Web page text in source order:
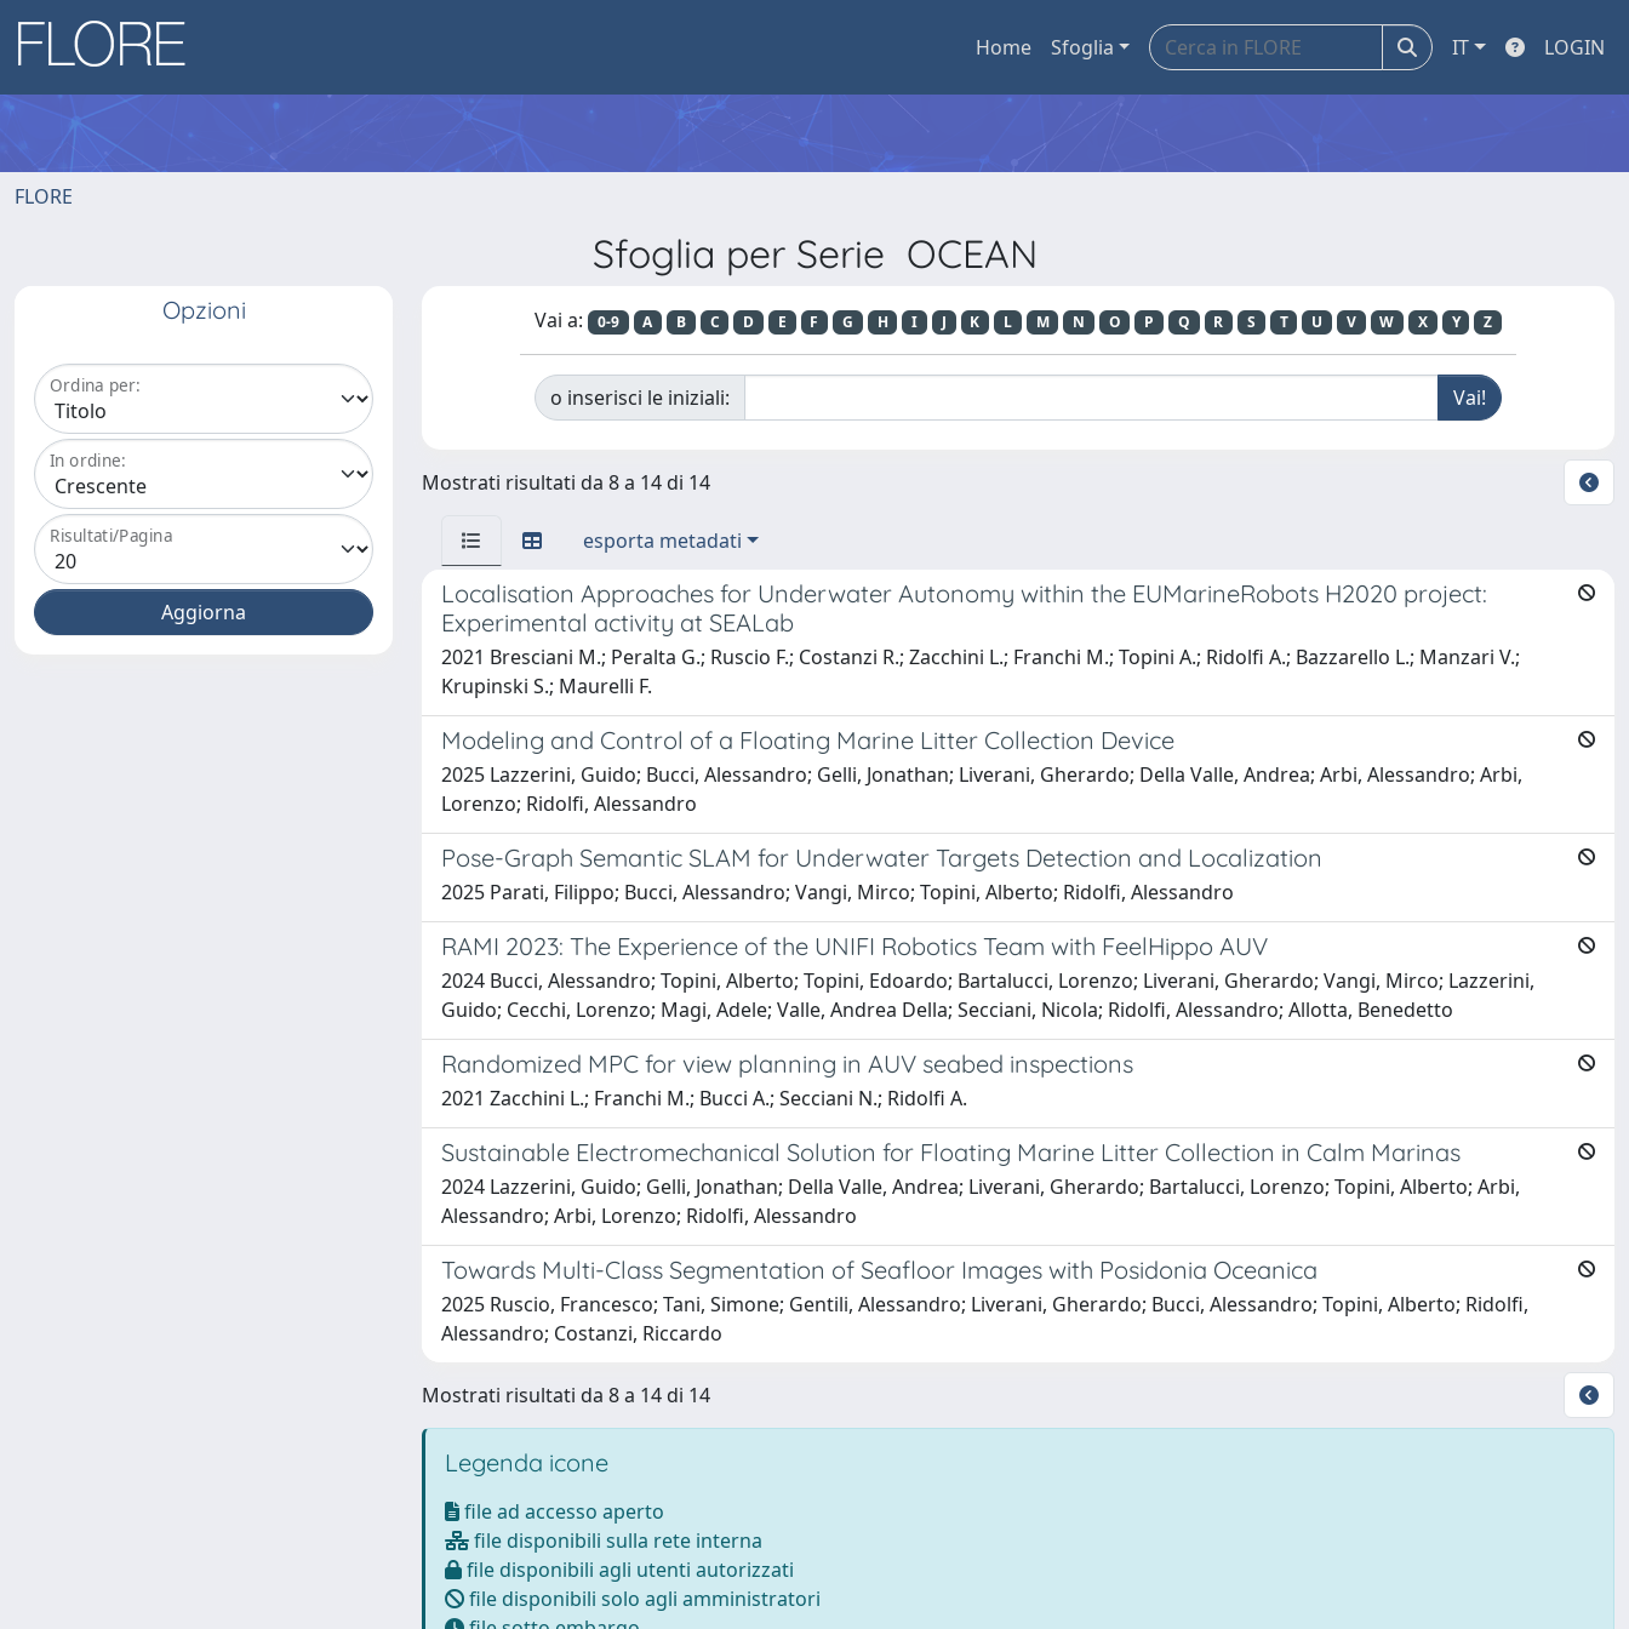
Home Sfoglia IT LOGIN
FLORE
Sfoglia per Serie OCEAN
Opzioni
Ordina per:
In ordine:
Risultati/Pagina
Vai a: 0-9 A B C D E F G H I J K L M N O P Q R S T U V W X Y Z
o inserisci le iniziali:
Mostrati risultati da 8 a 14 di 14
esporta metadati
Localisation Approaches for Underwater Autonomy within the EUMarineRobots H2020 project:
Experimental activity at SEALab
2021 Bresciani M.; Peralta G.; Ruscio F.; Costanzi R.; Zacchini L.; Franchi M.; Topini A.; Ridolfi A.; Bazzarello L.; Manzari V.;
Krupinski S.; Maurelli F.
Modeling and Control of a Floating Marine Litter Collection Device
2025 Lazzerini, Guido; Bucci, Alessandro; Gelli, Jonathan; Liverani, Gherardo; Della Valle, Andrea; Arbi, Alessandro; Arbi,
Lorenzo; Ridolfi, Alessandro
Pose-Graph Semantic SLAM for Underwater Targets Detection and Localization
2025 Parati, Filippo; Bucci, Alessandro; Vangi, Mirco; Topini, Alberto; Ridolfi, Alessandro
RAMI 2023: The Experience of the UNIFI Robotics Team with FeelHippo AUV
2024 Bucci, Alessandro; Topini, Alberto; Topini, Edoardo; Bartalucci, Lorenzo; Liverani, Gherardo; Vangi, Mirco; Lazzerini,
Guido; Cecchi, Lorenzo; Magi, Adele; Valle, Andrea Della; Secciani, Nicola; Ridolfi, Alessandro; Allotta, Benedetto
Randomized MPC for view planning in AUV seabed inspections
2021 Zacchini L.; Franchi M.; Bucci A.; Secciani N.; Ridolfi A.
Sustainable Electromechanical Solution for Floating Marine Litter Collection in Calm Marinas
2024 Lazzerini, Guido; Gelli, Jonathan; Della Valle, Andrea; Liverani, Gherardo; Bartalucci, Lorenzo; Topini, Alberto; Arbi,
Alessandro; Arbi, Lorenzo; Ridolfi, Alessandro
Towards Multi-Class Segmentation of Seafloor Images with Posidonia Oceanica
2025 Ruscio, Francesco; Tani, Simone; Gentili, Alessandro; Liverani, Gherardo; Bucci, Alessandro; Topini, Alberto; Ridolfi,
Alessandro; Costanzi, Riccardo
Mostrati risultati da 8 a 14 di 14
Legenda icone
file ad accesso aperto
file disponibili sulla rete interna
file disponibili agli utenti autorizzati
file disponibili solo agli amministratori